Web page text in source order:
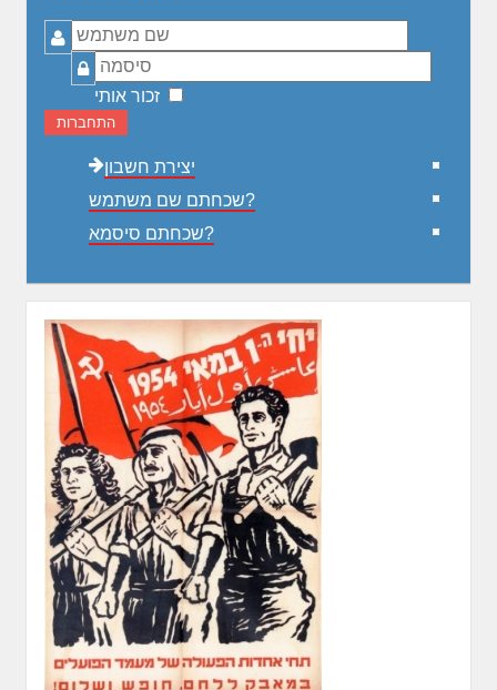
שם
משתמש
סיסמה
זכור אותי
התחברות
יצירת חשבון
שכחתם שם משתמש?
שכחתם סיסמא?